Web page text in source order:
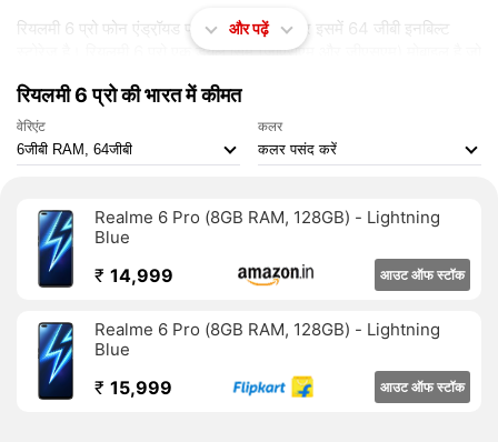
रियलमी 6 प्रो फोन एंड्रॉ़यड पर ऑपरेट होता है और इसमें 64 जीबी इनबिल्ट
स्टोरेज है। रियलमी 6 प्रो एक ड्यूल सिम (जीएसएम और जीएसएम) मोबाइल है जो
163.80 x 75.80 x 8.90mm (height x width x thickness) और
वजन 202.00 ग्राम है। फोन को लाइटनिंग ब्लू और लाइटनिंग ऑरेंज कलर
ऑप्शन के साथ लॉन्च किया गया है।
जीपीएस, यूएसबी टाइप सी, 3जी और 4जी (भारत में कुछ एलटीई नेटवर्क द्वारा
उपयोग किए जाने वाले बैंड 40 के सपोर्ट के साथ) है। दोनों सिम कार्ड पर एक्टिव
4जी है। फोन में सेंसर की बात की जाएं तो एंबियंट लाइट सेंसर, एक्सेलेरोमीटर,
कंपास/ मैगनेटोमीटर, जायरोस्कोप, प्रॉक्सिमिटी सेंसर और फिंगरप्रिंट सेंसर है।
7 अगस्त 2026 को रियलमी 6 प्रो की शुरुआती कीमत भारत में 14,999 रुपये
और पढ़ें
रियलमी 6 प्रो की भारत में कीमत
वेरिएंट कलर
Realme 6 Pro (8GB RAM, 128GB) - Lightning
Blue
₹ 14,999 आउट ऑफ स्टॉक
Realme 6 Pro (8GB RAM, 128GB) - Lightning
Blue
₹ 15,999 आउट ऑफ स्टॉक